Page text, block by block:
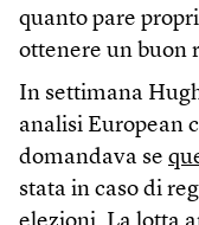
quanto pare
ottenere un buon
In settimana
analisi European
domandava se
stata in caso di